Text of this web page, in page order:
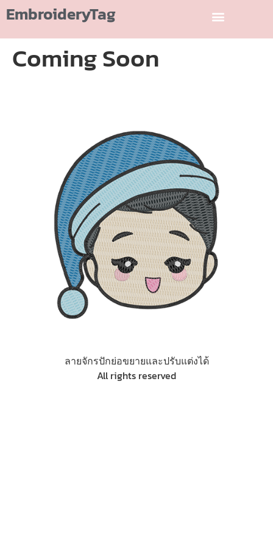
EmbroideryTag
Coming Soon
ลายจักรปักย่อขยายและปรับแต่งได้
All rights reserved